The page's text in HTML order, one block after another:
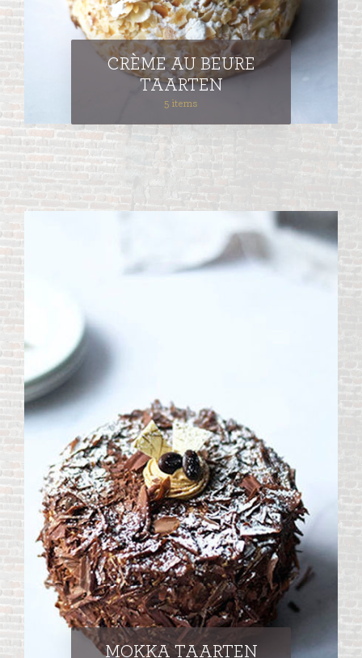
CRÈME AU BEURE
TAARTEN
5 items
MOKKA TAARTEN